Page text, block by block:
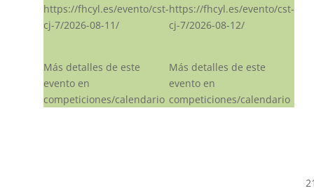
https://fhcyl.es/evento/cst-
cj-7/2026-08-11/
Más detalles de este
evento en
competiciones/calendario
https://fhcyl.es/evento/cst-
cj-7/2026-08-12/
Más detalles de este
evento en
competiciones/calendario